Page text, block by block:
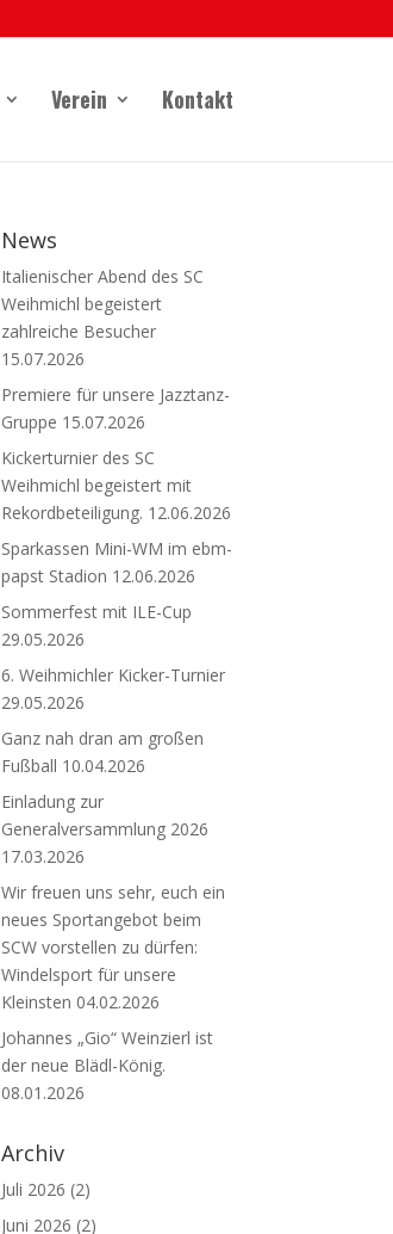
Verein Kontakt
News
Italienischer Abend des SC
Weihmichl begeistert
zahlreiche Besucher
15.07.2026
Premiere für unsere Jazztanz-
Gruppe 15.07.2026
Kickerturnier des SC
Weihmichl begeistert mit
Rekordbeteiligung. 12.06.2026
Sparkassen Mini-WM im ebm-
papst Stadion 12.06.2026
Sommerfest mit ILE-Cup
29.05.2026
6. Weihmichler Kicker-Turnier
29.05.2026
Ganz nah dran am großen
Fußball 10.04.2026
Einladung zur
Generalversammlung 2026
17.03.2026
Wir freuen uns sehr, euch ein
neues Sportangebot beim
SCW vorstellen zu dürfen:
Windelsport für unsere
Kleinsten 04.02.2026
Johannes „Gio“ Weinzierl ist
der neue Blädl-König.
08.01.2026
Archiv
Juli 2026 (2)
Juni 2026 (2)